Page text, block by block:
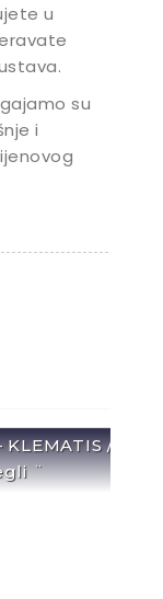
u
su
i
KLEMATIS /
¨